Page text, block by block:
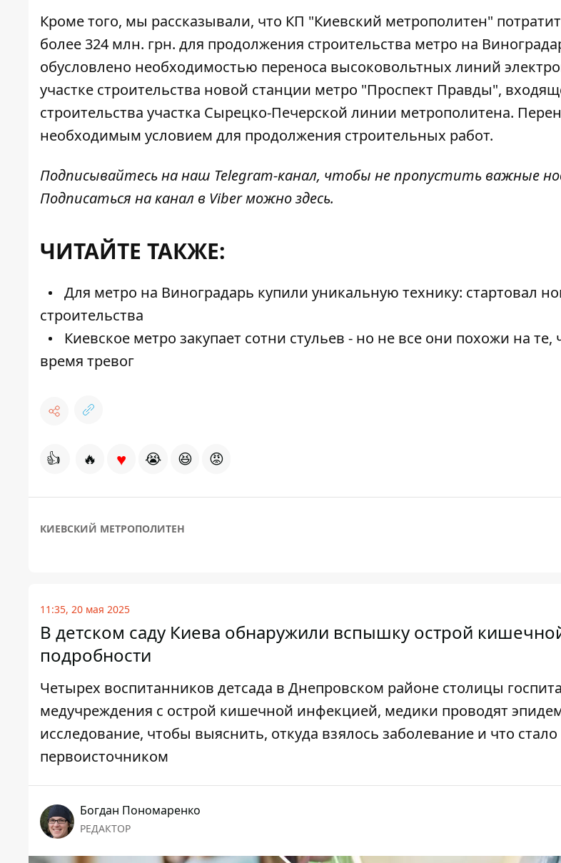
Кроме того, мы рассказывали, что КП "Киевский метрополитен"
более 324 млн. грн. для продолжения строительства метро на
обусловлено необходимостью переноса высоковольтных линий
участке строительства новой станции метро "Проспект Правды",
строительства участка Сырецко-Печерской линии метрополитена.
необходимым условием для продолжения строительных работ.
Подписывайтесь на наш Telegram-канал, чтобы не пропустить важные
Подписаться на канал в Viber можноздесь.
ЧИТАЙТЕ ТАКЖЕ:
Для метро на Виноградарь купили уникальную технику: стартовал
строительства
Киевское метро закупает сотни стульев - но не все они похожи на
время тревог
👍 🔥 ♥ 😭 😆 😡
КИЕВСКИЙ МЕТРОПОЛИТЕН
11:35, 20 мая 2025
В детском саду Киева обнаружили вспышку острой
подробности
Четырех воспитанников детсада в Днепровском районе столицы
медучреждения с острой кишечной инфекцией, медики проводят
исследование, чтобы выяснить, откуда взялось заболевание и что стало
первоисточником
Богдан Пономаренко
РЕДАКТОР